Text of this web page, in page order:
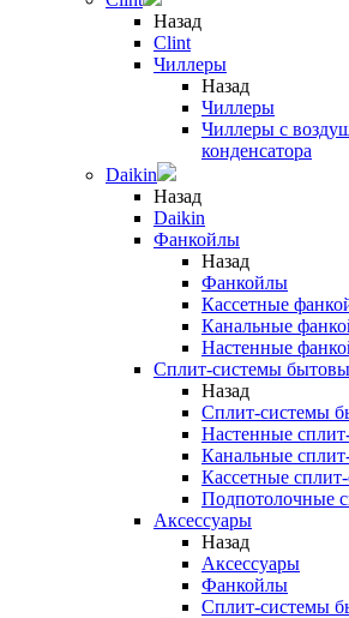
Назад
Clint
Чиллеры
Назад
Чиллеры
Чиллеры с
конденсатора
Daikin
Назад
Daikin
Фанкойлы
Назад
Фанкойлы
Кассетные
Канальные
Настенные
Сплит-системы
Назад
Сплит-системы
Настенные
Канальные
Кассетные
Подпотолочные
Аксессуары
Назад
Аксессуары
Фанкойлы
Сплит-системы